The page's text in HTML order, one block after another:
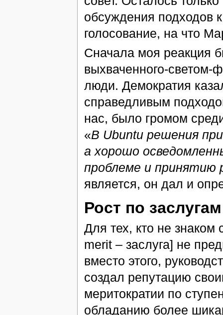
обсуждения подходов
голосование, на что
Сначала моя реакция
выхваченного-светом-
люди. Демократия
справедливым
нас, было громом
«В Ubuntu решения
а хорошо
проблеме и принятию
является, он дал и
Рост по заслугам
Для тех, кто не знаком
merit – заслуга] не
вместо этого,
создал репутацию
меритократии по
обладанию более